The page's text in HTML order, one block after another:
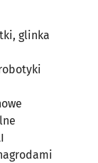
glinka